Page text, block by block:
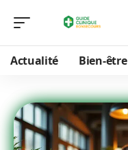
Actualité Bien-être